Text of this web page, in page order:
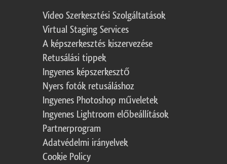
Video Szerkesztési Szolgáltatások
Virtual Staging Services
A képszerkesztés kiszervezése
Retusálási tippek
Ingyenes képszerkesztő
Nyers fotók retusáláshoz
Ingyenes Photoshop műveletek
Ingyenes Lightroom előbeállítások
Partnerprogram
Adatvédelmi irányelvek
Cookie Policy